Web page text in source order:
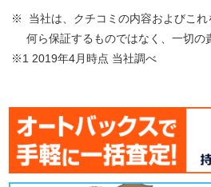
※ 当社は、クチコミの内容およびこれ
何ら保証するものではなく、一切の
※1 2019年4月時点 当社調べ